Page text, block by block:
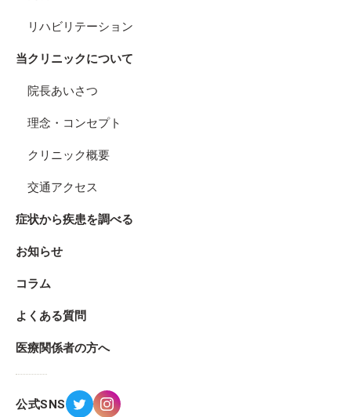
リハビリテーション
当クリニックについて
院長あいさつ
理念・コンセプト
クリニック概要
交通アクセス
症状から疾患を調べる
お知らせ
コラム
よくある質問
医療関係者の方へ
公式SNS